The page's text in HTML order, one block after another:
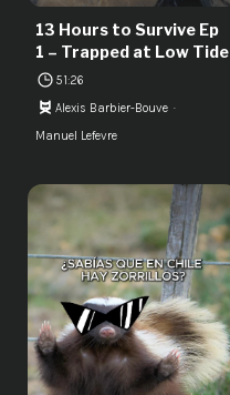
13 Hours to Survive Ep
1 – Trapped at Low Tide
51:26
Alexis Barbier-Bouve
Manuel Lefevre